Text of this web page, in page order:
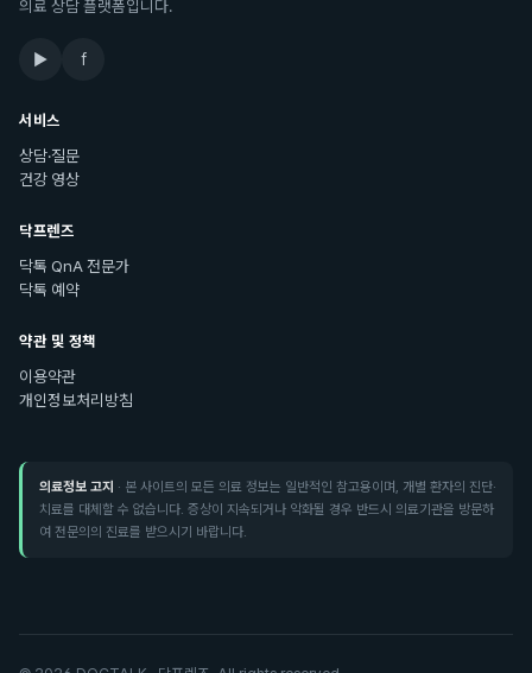
의료 상담 플랫폼입니다.
▶ f
서비스
상담·질문
건강 영상
닥프렌즈
닥톡 QnA 전문가
닥톡 예약
약관 및 정책
이용약관
개인정보처리방침
의료정보 고지 · 본 사이트의 모든 의료 정보는 일반적인 참고용이며, 개별 환자의 진단·
치료를 대체할 수 없습니다. 증상이 지속되거나 악화될 경우 반드시 의료기관을 방문하
여 전문의의 진료를 받으시기 바랍니다.